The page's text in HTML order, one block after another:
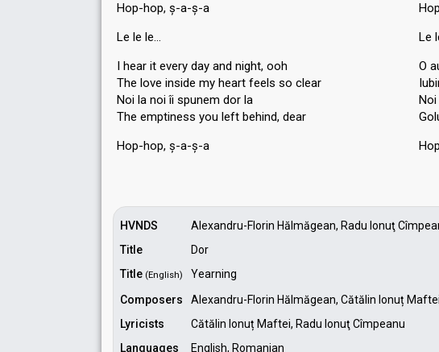
Hop-hop, ș-a-ș-a
Le le le…
I hear it every day and night, ooh
The love inside my heart feels so clear
Noi la noi îi spunem dor la
The emptinesѕ you left behind, dear
Hop-hop, ș-a-ș-а
Le
O
HVNDS
Alexandru-Florin Hălmăgean, Radu Ionuţ
Title
Dor
Title (English)
Yearning
Composers
Alexandru-Florin Hălmăgean, Cătălin Ionuț
Lyricists
Cătălin Ionuț Maftei, Radu Ionuţ Cîmpeanu
Languages
English, Romanian